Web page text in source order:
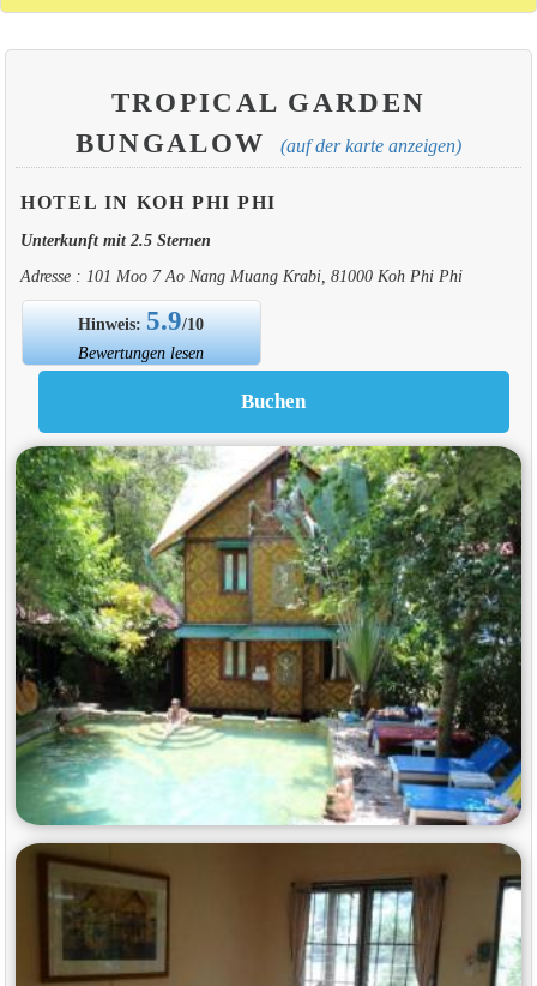
TROPICAL GARDEN
BUNGALOW
(auf der karte anzeigen)
HOTEL IN KOH PHI PHI
Unterkunft mit 2.5 Sternen
Adresse : 101 Moo 7 Ao Nang Muang Krabi, 81000 Koh Phi Phi
Hinweis:5.9/10
Bewertungen lesen